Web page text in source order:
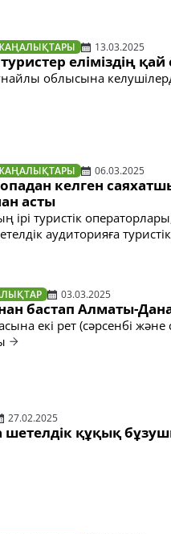
13.03.2025
еліміздің
облысына
06.03.2025
келген
асты
ірі туристік
аудиторияға
03.03.2025
бастап Алматы-
екі рет (сәрсенбі
27.02.2025
шетелдік құқық